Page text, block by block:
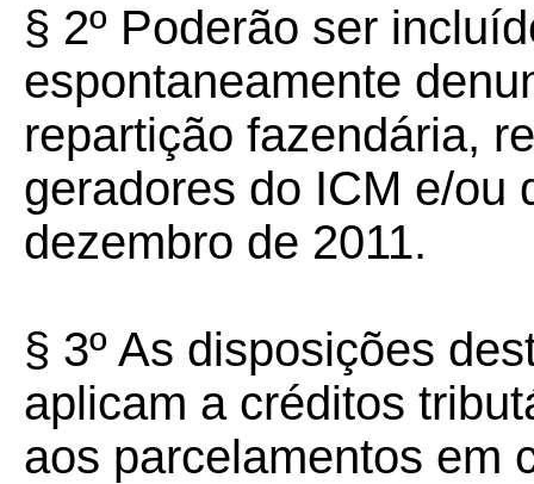
§ 2º Poderão ser
espontaneamente
repartição fazendária,
geradores do ICM e/ou
dezembro de 2011.
§ 3º As disposições
aplicam a créditos
aos parcelamentos em